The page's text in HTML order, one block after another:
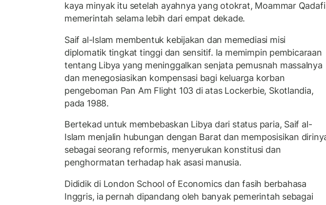
kaya minyak itu setelah ayahnya yang otokrat, Moammar Qadafi
memerintah selama lebih dari empat dekade.
Saif al-Islam membentuk kebijakan dan memediasi misi
diplomatik tingkat tinggi dan sensitif. Ia memimpin pembicaraan
tentang Libya yang meninggalkan senjata pemusnah massalnya
dan menegosiasikan kompensasi bagi keluarga korban
pengeboman Pan Am Flight 103 di atas Lockerbie, Skotlandia,
pada 1988.
Bertekad untuk membebaskan Libya dari status paria, Saif al-
Islam menjalin hubungan dengan Barat dan memposisikan
sebagai seorang reformis, menyerukan konstitusi dan
penghormatan terhadap hak asasi manusia.
Dididik di London School of Economics dan fasih berbahasa
Inggris, ia pernah dipandang oleh banyak pemerintah sebagai